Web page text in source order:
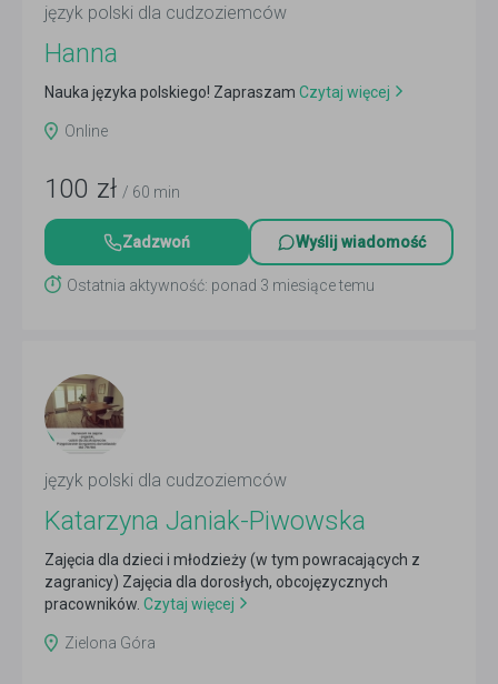
język polski dla cudzoziemców
Hanna
Nauka języka polskiego! Zapraszam Czytaj więcej
Online
100 zł / 60 min
Zadzwoń Wyślij wiadomość
Ostatnia aktywność: ponad 3 miesiące temu
język polski dla cudzoziemców
Katarzyna Janiak-Piwowska
Zajęcia dla dzieci i młodzieży (w tym powracających z
zagranicy) Zajęcia dla dorosłych, obcojęzycznych
pracowników. Czytaj więcej
Zielona Góra